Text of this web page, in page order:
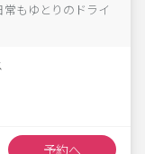
もゆとりのドライ
予約へ